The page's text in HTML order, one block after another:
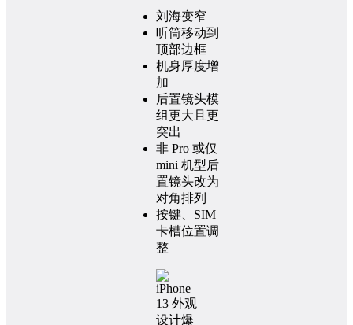
刘海变窄
听筒移动到
顶部边框
机身厚度增
加
后置镜头模
组更大且更
突出
非 Pro 或仅
mini 机型后
置镜头改为
对角排列
按键、SIM
卡槽位置调
整